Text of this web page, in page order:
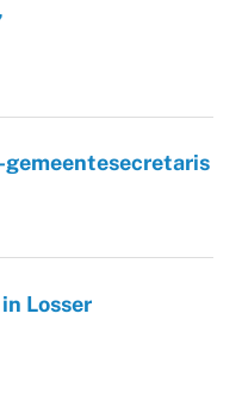
gemeentesecretaris
Losser